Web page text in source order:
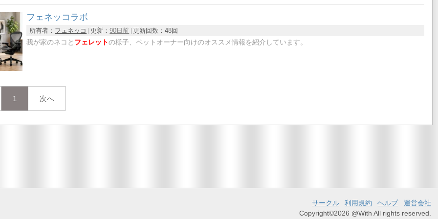
フェネッコラボ
所有者： フェネッコ 更新：90日前 更新回数：48回
我が家のネコと フェレットの様子、ペットオーナー向けのオススメ情報を紹介しています。
1 次へ
サークル 利用規約 ヘルプ
運営会社
Copyright©2026 @With All rights reserved.